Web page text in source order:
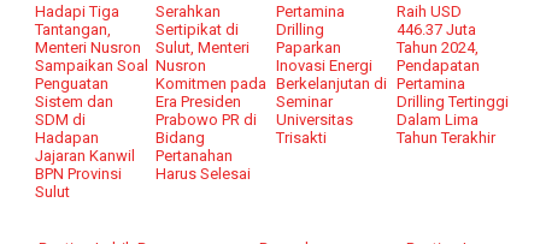
Hadapi Tiga
Tantangan,
Menteri Nusron
Sampaikan Soal
Penguatan
Sistem dan
SDM di
Hadapan
Jajaran Kanwil
BPN Provinsi
Sulut
Serahkan
Sertipikat di
Sulut, Menteri
Nusron
Komitmen pada
Era Presiden
Prabowo PR di
Bidang
Pertanahan
Harus Selesai
Pertamina
Drilling
Paparkan
Inovasi Energi
Berkelanjutan di
Seminar
Universitas
Trisakti
Raih USD
446.37 Juta
Tahun 2024,
Pendapatan
Pertamina
Drilling Tertinggi
Dalam Lima
Tahun Terakhir